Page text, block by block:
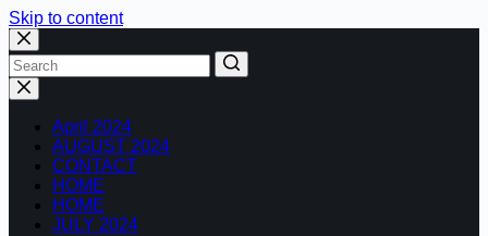
Skip to content
No
results
April 2024
AUGUST 2024
CONTACT
HOME
HOME
JULY 2024